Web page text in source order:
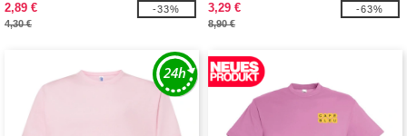
2,89 €
4,30 €
-33%
3,29 €
8,90 €
-63%